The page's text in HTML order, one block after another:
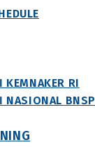
KEMNAKER RI
NASIONAL BNSP